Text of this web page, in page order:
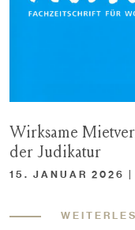
Wirksame
der Judikatur
15. JANUAR 2026